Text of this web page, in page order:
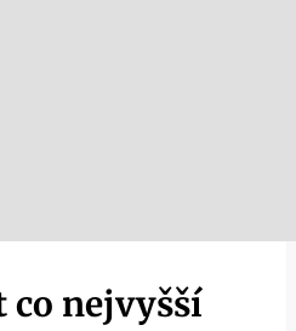
co nejvyšší